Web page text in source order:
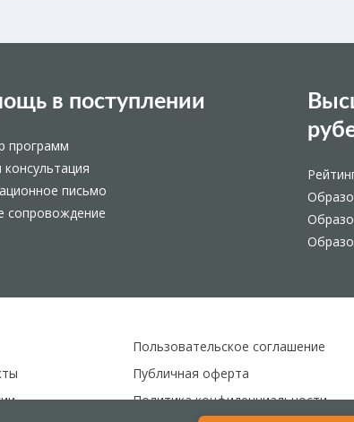
в поступлении
программ
консультация
письмо
сопровождение
Пользовательское соглашение
Публичная оферта
Политика конфиденциальности